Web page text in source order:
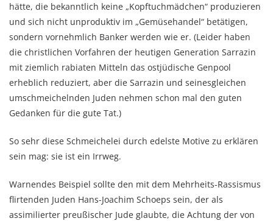
hätte, die bekanntlich keine „Kopftuchmädchen“ produzieren
und sich nicht unproduktiv im „Gemüsehandel“ betätigen,
sondern vornehmlich Banker werden wie er. (Leider haben
die christlichen Vorfahren der heutigen Generation Sarrazin
mit ziemlich rabiaten Mitteln das ostjüdische Genpool
erheblich reduziert, aber die Sarrazin und seinesgleichen
umschmeichelnden Juden nehmen schon mal den guten
Gedanken für die gute Tat.)
So sehr diese Schmeichelei durch edelste Motive zu erklären
sein mag: sie ist ein Irrweg.
Warnendes Beispiel sollte den mit dem Mehrheits-Rassismus
flirtenden Juden Hans-Joachim Schoeps sein, der als
assimilierter preußischer Jude glaubte, die Achtung der von